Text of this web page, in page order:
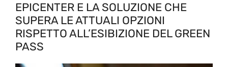
EPICENTER E LA SOLUZIONE CHE
SUPERA LE ATTUALI OPZIONI
RISPETTO ALL’ESIBIZIONE DEL GREEN
PASS